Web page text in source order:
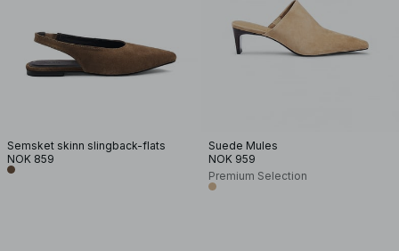
Semsket skinn slingback-flats
NOK 859
Suede Mules
NOK 959
Premium Selection